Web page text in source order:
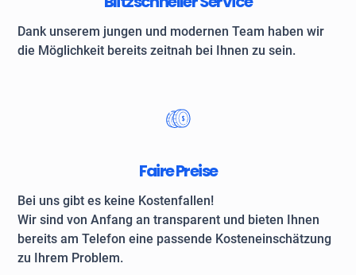
Dank unserem jungen und modernen Team haben wir
die Möglichkeit bereits zeitnah bei Ihnen zu sein.
Faire Preise
Bei uns gibt es keine Kostenfallen!
Wir sind von Anfang an transparent und bieten Ihnen
bereits am Telefon eine passende Kosteneinschätzung
zu Ihrem Problem.